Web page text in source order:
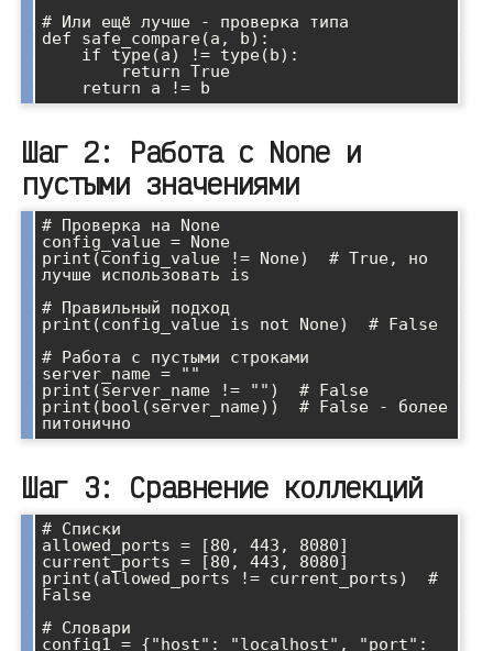
# Или ещё лучше - проверка типа
def safe_compare(a, b):
Шаг 2: Работа с None и
пустыми значениями
# Проверка на None
config_value = None
print(config_value != None)  # True, но
лучше использовать is
# Правильный подход
print(config_value is not None)  # False
# Работа с пустыми строками
server_name = ""
print(server_name != "")  # False
print(bool(server_name))  # False - более
Шаг 3: Сравнение коллекций
# Списки
allowed_ports = [80, 443, 8080]
current_ports = [80, 443, 8080]
print(allowed_ports != current_ports)  #
False
# Словари
config1 = {"host": "localhost", "port":